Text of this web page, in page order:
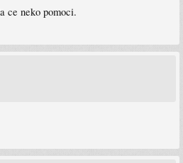
ce neko pomoci.